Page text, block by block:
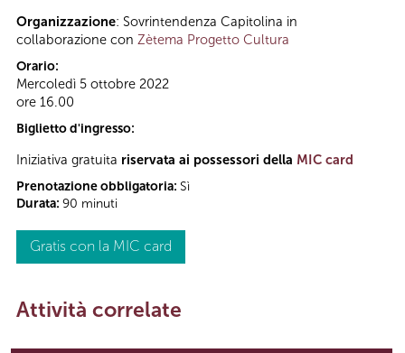
Organizzazione: Sovrintendenza Capitolina in
collaborazione con Zètema Progetto Cultura
Orario:
Mercoledì 5 ottobre 2022
ore 16.00
Biglietto d'ingresso:
Iniziativa gratuita riservata ai possessori della MIC card
Prenotazione obbligatoria: Sì
Durata: 90 minuti
Gratis con la MIC card
Attività correlate